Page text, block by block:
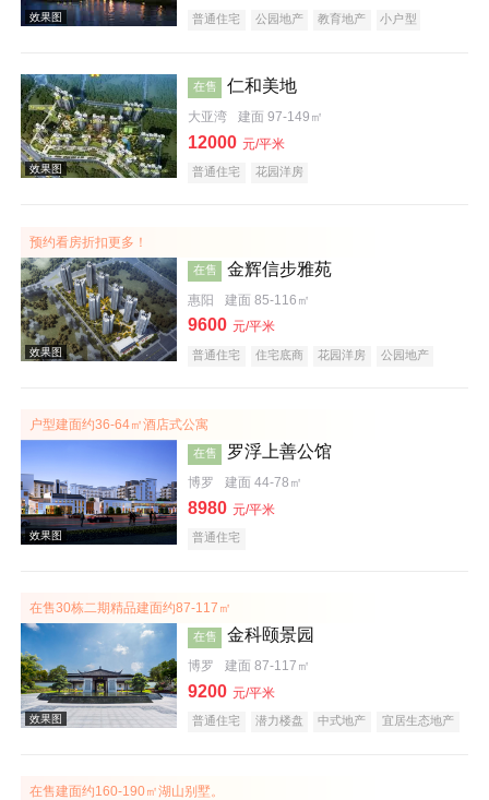
效果图
效果图
普通住宅 公园地产 教育地产 小户型
效果图
在售 仁和美地
大亚湾 建面 97-149㎡
12000 元/平米
普通住宅 花园洋房
预约看房折扣更多！
在售 金辉信步雅苑
惠阳 建面 85-116㎡
9600 元/平米
普通住宅 住宅底商 花园洋房
公园地产
户型建面约36-64㎡酒店式公寓
在售 罗浮上善公馆
博罗 建面 44-78㎡
8980 元/平米
普通住宅
在售30栋二期精品建面约87-117㎡
在售 金科颐景园
博罗 建面 87-117㎡
9200 元/平米
普通住宅 潜力楼盘 中式地产
宜居生态地产
在售建面约160-190㎡湖山别墅。